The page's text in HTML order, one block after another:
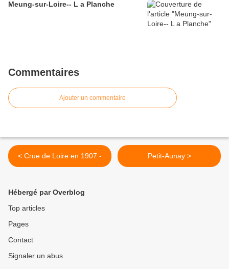
Meung-sur-Loire-- L a Planche
Commentaires
Ajouter un commentaire
< Crue de Loire en 1907 - Petit-Aunay >
Hébergé par Overblog
Top articles
Pages
Contact
Signaler un abus